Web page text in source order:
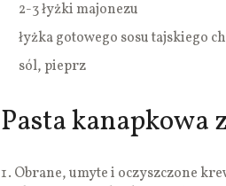
2-3 łyżki majonezu
łyżka gotowego sosu tajskiego
sól, pieprz
Pasta kanapkowa
Obrane, umyte i oczyszczone